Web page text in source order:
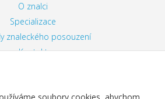
O znalci
Specializace
znaleckého posouzení
Kontakt